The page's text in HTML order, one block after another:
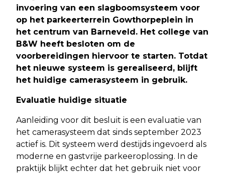
invoering van een slagboomsysteem voor
op het parkeerterrein Gowthorpeplein in
het centrum van Barneveld. Het college van
B&W heeft besloten om de
voorbereidingen hiervoor te starten. Totdat
het nieuwe systeem is gerealiseerd, blijft
het huidige camerasysteem in gebruik.
Evaluatie huidige situatie
Aanleiding voor dit besluit is een evaluatie van
het camerasysteem dat sinds september 2023
actief is. Dit systeem werd destijds ingevoerd als
moderne en gastvrije parkeeroplossing. In de
praktijk blijkt echter dat het gebruik niet voor